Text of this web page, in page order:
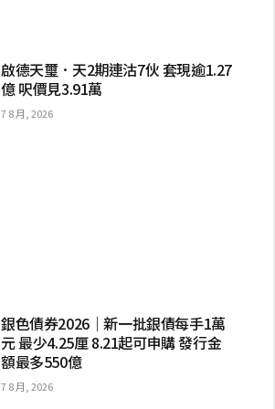
啟德天璽．天2期連沽7伙 套現逾1.27
億 呎價見3.91萬
7 8 月, 2026
銀色債券2026｜新一批銀債每手1萬
元 最少4.25厘 8.21起可申購 發行金
額最多550億
7 8 月, 2026